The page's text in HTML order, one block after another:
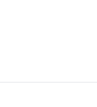
eso,
usando